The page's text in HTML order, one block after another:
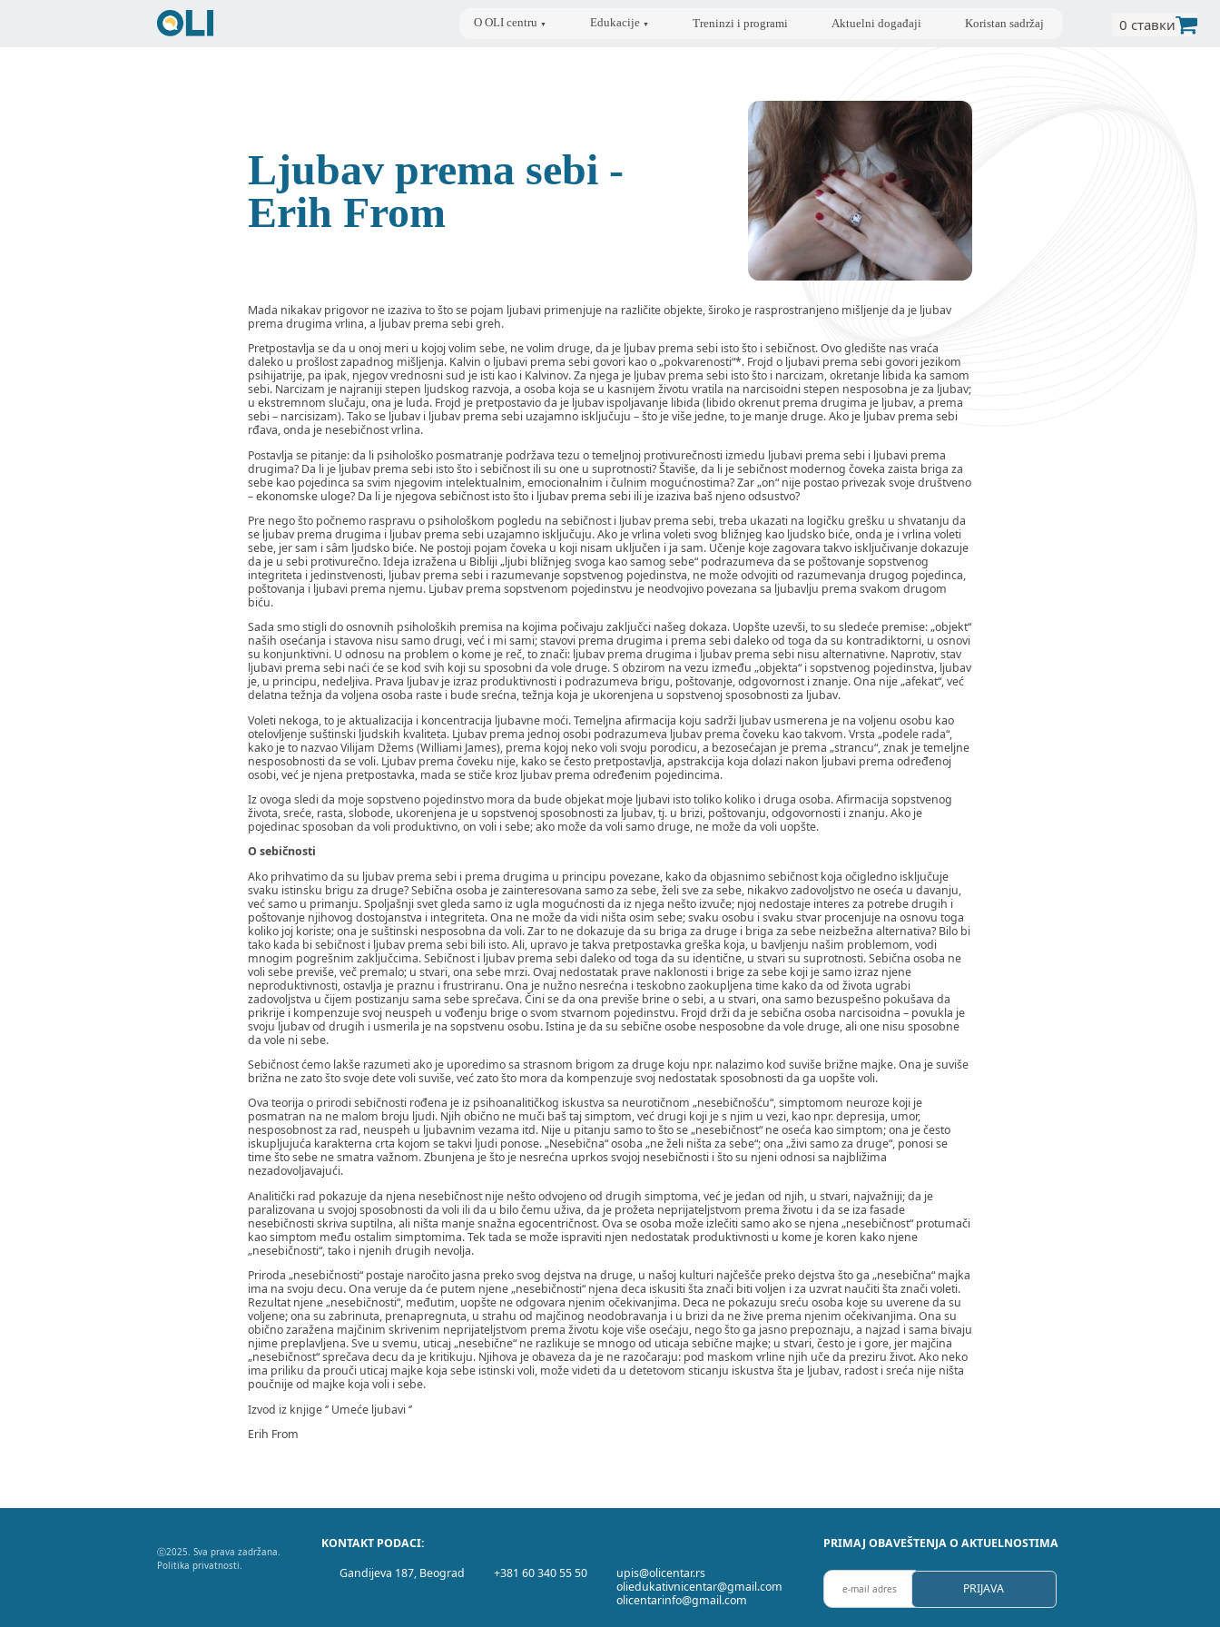
Ljubav prema sebi -
Erih From
Mada nikakav prigovor ne izaziva to što se pojam ljubavi primenjuje na različite objekte, široko je rasprostranjeno mišljenje da je ljubav
prema drugima vrlina, a ljubav prema sebi greh.
Pretpostavlja se da u onoj meri u kojoj volim sebe, ne volim druge, da je ljubav prema sebi isto što i sebičnost. Ovo gledište nas vraća
daleko u prošlost zapadnog mišljenja. Kalvin o ljubavi prema sebi govori kao o „pokvarenosti“*. Frojd o ljubavi prema sebi govori jezikom
psihijatrije, pa ipak, njegov vrednosni sud je isti kao i Kalvinov. Za njega je ljubav prema sebi isto što i narcizam, okretanje libida ka samom
sebi. Narcizam je najraniji stepen ljudskog razvoja, a osoba koja se u kasnijem životu vratila na narcisoidni stepen nesposobna je za ljubav;
u ekstremnom slučaju, ona je luda. Frojd je pretpostavio da je ljubav ispoljavanje libida (libido okrenut prema drugima je ljubav, a prema
sebi – narcisizam). Tako se ljubav i ljubav prema sebi uzajamno isključuju – što je više jedne, to je manje druge. Ako je ljubav prema sebi
rđava, onda je nesebičnost vrlina.
Postavlja se pitanje: da li psihološko posmatranje podržava tezu o temeljnoj protivurečnosti izmedu ljubavi prema sebi i ljubavi prema
drugima? Da li je ljubav prema sebi isto što i sebičnost ili su one u suprotnosti? Štaviše, da li je sebičnost modernog čoveka zaista briga za
sebe kao pojedinca sa svim njegovim intelektualnim, emocionalnim i čulnim mogućnostima? Zar „on“ nije postao privezak svoje društveno
– ekonomske uloge? Da li je njegova sebičnost isto što i ljubav prema sebi ili je izaziva baš njeno odsustvo?
Pre nego što počnemo raspravu o psihološkom pogledu na sebičnost i ljubav prema sebi, treba ukazati na logičku grešku u shvatanju da
se ljubav prema drugima i ljubav prema sebi uzajamno isključuju. Ako je vrlina voleti svog bližnjeg kao ljudsko biće, onda je i vrlina voleti
sebe, jer sam i sâm ljudsko biće. Ne postoji pojam čoveka u koji nisam uključen i ja sam. Učenje koje zagovara takvo isključivanje dokazuje
da je u sebi protivurečno. Ideja izražena u Bibliji „ljubi bližnjeg svoga kao samog sebe“ podrazumeva da se poštovanje sopstvenog
integriteta i jedinstvenosti, ljubav prema sebi i razumevanje sopstvenog pojedinstva, ne može odvojiti od razumevanja drugog pojedinca,
poštovanja i ljubavi prema njemu. Ljubav prema sopstvenom pojedinstvu je neodvojivo povezana sa ljubavlju prema svakom drugom
biću.
Sada smo stigli do osnovnih psiholoških premisa na kojima počivaju zaključci našeg dokaza. Uopšte uzevši, to su sledeće premise: „objekt“
naših osećanja i stavova nisu samo drugi, već i mi sami; stavovi prema drugima i prema sebi daleko od toga da su kontradiktorni, u osnovi
su konjunktivni. U odnosu na problem o kome je reč, to znači: ljubav prema drugima i ljubav prema sebi nisu alternativne. Naprotiv, stav
ljubavi prema sebi naći će se kod svih koji su sposobni da vole druge. S obzirom na vezu između „objekta“ i sopstvenog pojedinstva, ljubav
je, u principu, nedeljiva. Prava ljubav je izraz produktivnosti i podrazumeva brigu, poštovanje, odgovornost i znanje. Ona nije „afekat“, već
delatna težnja da voljena osoba raste i bude srećna, težnja koja je ukorenjena u sopstvenoj sposobnosti za ljubav.
Voleti nekoga, to je aktualizacija i koncentracija ljubavne moći. Temeljna afirmacija koju sadrži ljubav usmerena je na voljenu osobu kao
otelovljenje suštinski ljudskih kvaliteta. Ljubav prema jednoj osobi podrazumeva ljubav prema čoveku kao takvom. Vrsta „podele rada“,
kako je to nazvao Vilijam Džems (Williami James), prema kojoj neko voli svoju porodicu, a bezosećajan je prema „strancu“, znak je temeljne
nesposobnosti da se voli. Ljubav prema čoveku nije, kako se često pretpostavlja, apstrakcija koja dolazi nakon ljubavi prema određenoj
osobi, već je njena pretpostavka, mada se stiče kroz ljubav prema određenim pojedincima.
Iz ovoga sledi da moje sopstveno pojedinstvo mora da bude objekat moje ljubavi isto toliko koliko i druga osoba. Afirmacija sopstvenog
života, sreće, rasta, slobode, ukorenjena je u sopstvenoj sposobnosti za ljubav, tj. u brizi, poštovanju, odgovornosti i znanju. Ako je
pojedinac sposoban da voli produktivno, on voli i sebe; ako može da voli samo druge, ne može da voli uopšte.
O sebičnosti
Ako prihvatimo da su ljubav prema sebi i prema drugima u principu povezane, kako da objasnimo sebičnost koja očigledno isključuje
svaku istinsku brigu za druge? Sebična osoba je zainteresovana samo za sebe, želi sve za sebe, nikakvo zadovoljstvo ne oseća u davanju,
već samo u primanju. Spoljašnji svet gleda samo iz ugla mogućnosti da iz njega nešto izvuče; njoj nedostaje interes za potrebe drugih i
poštovanje njihovog dostojanstva i integriteta. Ona ne može da vidi ništa osim sebe; svaku osobu i svaku stvar procenjuje na osnovu toga
koliko joj koriste; ona je suštinski nesposobna da voli. Zar to ne dokazuje da su briga za druge i briga za sebe neizbežna alternativa? Bilo bi
tako kada bi sebičnost i ljubav prema sebi bili isto. Ali, upravo je takva pretpostavka greška koja, u bavljenju našim problemom, vodi
mnogim pogrešnim zaključcima. Sebičnost i ljubav prema sebi daleko od toga da su identične, u stvari su suprotnosti. Sebična osoba ne
voli sebe previše, več premalo; u stvari, ona sebe mrzi. Ovaj nedostatak prave naklonosti i brige za sebe koji je samo izraz njene
neproduktivnosti, ostavlja je praznu i frustriranu. Ona je nužno nesrećna i teskobno zaokupljena time kako da od života ugrabi
zadovoljstva u čijem postizanju sama sebe sprečava. Čini se da ona previše brine o sebi, a u stvari, ona samo bezuspešno pokušava da
prikrije i kompenzuje svoj neuspeh u vođenju brige o svom stvarnom pojedinstvu. Frojd drži da je sebična osoba narcisoidna – povukla je
svoju ljubav od drugih i usmerila je na sopstvenu osobu. Istina je da su sebične osobe nesposobne da vole druge, ali one nisu sposobne
da vole ni sebe.
Sebičnost ćemo lakše razumeti ako je uporedimo sa strasnom brigom za druge koju npr. nalazimo kod suviše brižne majke. Ona je suviše
brižna ne zato što svoje dete voli suviše, već zato što mora da kompenzuje svoj nedostatak sposobnosti da ga uopšte voli.
Ova teorija o prirodi sebičnosti rođena je iz psihoanalitičkog iskustva sa neurotičnom „nesebičnošću“, simptomom neuroze koji je
posmatran na ne malom broju ljudi. Njih obično ne muči baš taj simptom, već drugi koji je s njim u vezi, kao npr. depresija, umor,
nesposobnost za rad, neuspeh u ljubavnim vezama itd. Nije u pitanju samo to što se „nesebičnost“ ne oseća kao simptom; ona je često
iskupljujuća karakterna crta kojom se takvi ljudi ponose. „Nesebična“ osoba „ne želi ništa za sebe“; ona „živi samo za druge“, ponosi se
time što sebe ne smatra važnom. Zbunjena je što je nesrećna uprkos svojoj nesebičnosti i što su njeni odnosi sa najbližima
nezadovoljavajući.
Analitički rad pokazuje da njena nesebičnost nije nešto odvojeno od drugih simptoma, već je jedan od njih, u stvari, najvažniji; da je
paralizovana u svojoj sposobnosti da voli ili da u bilo čemu uživa, da je prožeta neprijateljstvom prema životu i da se iza fasade
nesebičnosti skriva suptilna, ali ništa manje snažna egocentričnost. Ova se osoba može izlečiti samo ako se njena „nesebičnost“ protumači
kao simptom među ostalim simptomima. Tek tada se može ispraviti njen nedostatak produktivnosti u kome je koren kako njene
„nesebičnosti“, tako i njenih drugih nevolja.
Priroda „nesebičnosti“ postaje naročito jasna preko svog dejstva na druge, u našoj kulturi najčešče preko dejstva što ga „nesebična“ majka
ima na svoju decu. Ona veruje da će putem njene „nesebičnosti“ njena deca iskusiti šta znači biti voljen i za uzvrat naučiti šta znači voleti.
Rezultat njene „nesebičnosti“, međutim, uopšte ne odgovara njenim očekivanjima. Deca ne pokazuju sreću osoba koje su uverene da su
voljene; ona su zabrinuta, prenapregnuta, u strahu od majčinog neodobravanja i u brizi da ne žive prema njenim očekivanjima. Ona su
obično zaražena majčinim skrivenim neprijateljstvom prema životu koje više osećaju, nego što ga jasno prepoznaju, a najzad i sama bivaju
njime preplavljena. Sve u svemu, uticaj „nesebične“ ne razlikuje se mnogo od uticaja sebične majke; u stvari, često je i gore, jer majčina
„nesebičnost“ sprečava decu da je kritikuju. Njihova je obaveza da je ne razočaraju: pod maskom vrline njih uče da preziru život. Ako neko
ima priliku da prouči uticaj majke koja sebe istinski voli, može videti da u detetovom sticanju iskustva šta je ljubav, radost i sreća nije ništa
poučnije od majke koja voli i sebe.
Izvod iz knjige ‘’ Umeće ljubavi ‘’
Erih From
O OLI centru ▼ Edukacije ▼ Treninzi i programi Aktuelni događaji Koristan sadržaj
ⓒ2025. Sva prava zadržana.
Politika privatnosti.
KONTAKT PODACI:
Gandijeva 187, Beograd
+381 60 340 55 50
upis@olicentar.rs
oliedukativnicentar@gmail.com
olicentarinfo@gmail.com
PRIMAJ OBAVEŠTENJA O AKTUELNOSTIMA
P
R
PRIJAVA
0 ставки